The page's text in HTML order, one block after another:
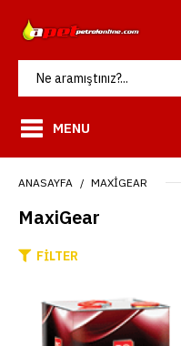
MENU
ANASAYFA MAXIGEAR
MaxiGear
FILTER